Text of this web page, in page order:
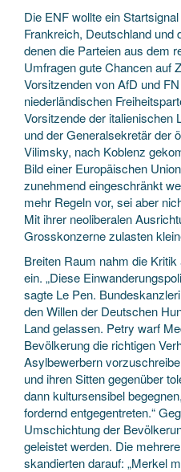
Die ENF wollte ein
Frankreich, Deutschland und
denen die Parteien aus dem
Umfragen gute Chancen auf
Vorsitzenden von AfD und
niederländischen
Vorsitzende der italienischen
und der Generalsekretär der
Vilimsky, nach Koblenz
Bild einer Europäischen
zunehmend eingeschränkt
mehr Regeln vor, sei aber
Mit ihrer neoliberalen
Grosskonzerne zulasten
Breiten Raum nahm die
ein. „Diese
sagte Le Pen.
den Willen der Deutschen
Land gelassen. Petry warf
Bevölkerung die richtigen
Asylbewerbern
und ihren Sitten gegenüber
dann kultursensibel
fordernd entgegentreten.“
Umschichtung der
geleistet werden. Die
skandierten darauf: „Merkel